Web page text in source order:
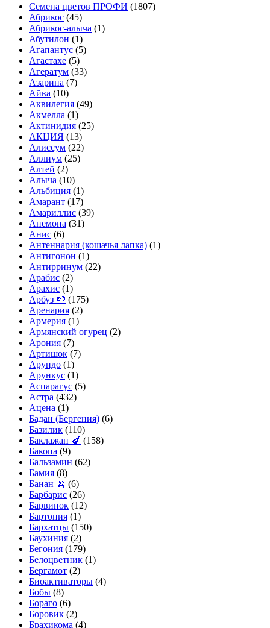
Cемена цветов ПРОФИ (1807)
Абрикос (45)
Абрикос-алыча (1)
Абутилон (1)
Агапантус (5)
Агастахе (5)
Агератум (33)
Азарина (7)
Айва (10)
Аквилегия (49)
Акмелла (1)
Актинидия (25)
АКЦИЯ (13)
Алиссум (22)
Аллиум (25)
Алтей (2)
Алыча (10)
Альбиция (1)
Амарант (17)
Амариллис (39)
Анемона (31)
Анис (6)
Антеннария (кошачья лапка) (1)
Антигонон (1)
Антирринум (22)
Арабис (2)
Арахис (1)
Арбуз 🍉 (175)
Аренария (2)
Армерия (1)
Армянский огурец (2)
Арония (7)
Артишок (7)
Арундо (1)
Арункус (1)
Аспарагус (5)
Астра (432)
Ацена (1)
Бадан (Бергения) (6)
Базилик (110)
Баклажан 🍆 (158)
Бакопа (9)
Бальзамин (62)
Бамия (8)
Банан 🍌 (6)
Барбарис (26)
Барвинок (12)
Бартония (1)
Бархатцы (150)
Баухиния (2)
Бегония (179)
Белоцветник (1)
Бергамот (2)
Биоактиваторы (4)
Бобы (8)
Бораго (6)
Боровик (2)
Брахикома (4)